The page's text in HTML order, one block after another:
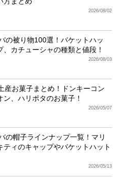
2026/08/02
の被り物100選！バケットハッ
、カチューシャの種類と値段！
2026/08/03
産お菓子まとめ！ドンキーコン
、ハリポタのお菓子！
2026/05/07
の帽子ラインナップ一覧！マリ
ティのキャップやバケットハット
2026/05/13